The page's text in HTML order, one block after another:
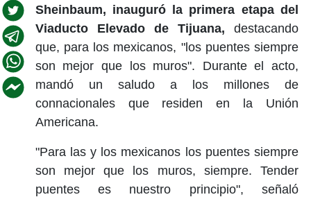
Sheinbaum, inauguró la primera etapa del
Viaducto Elevado de Tijuana, destacando
que, para los mexicanos, "los puentes siempre
son mejor que los muros". Durante el acto,
mandó un saludo a los millones de
connacionales que residen en la Unión
Americana.
"Para las y los mexicanos los puentes siempre
son mejor que los muros, siempre. Tender
puentes es nuestro principio", señaló